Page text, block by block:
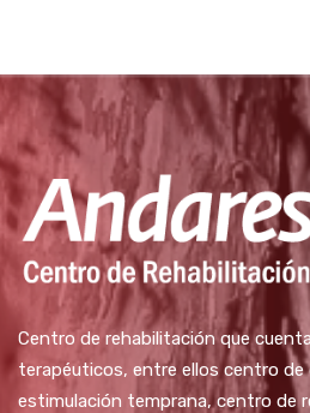
Centro de rehabilitación que
terapéuticos, entre ellos centro de
estimulación temprana, centro de